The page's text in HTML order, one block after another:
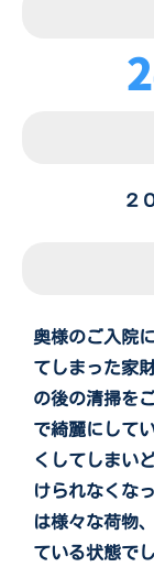
２
奥様のご入院
てしまった家
の後の清掃を
で綺麗にして
くしてしまい
けられなくな
は様々な荷物
ている状態で